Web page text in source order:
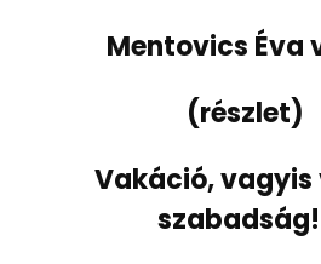
Mentovics Éva
(részlet)
Vakáció, vagyis
szabadság!